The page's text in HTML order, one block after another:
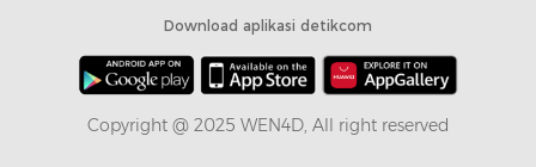
Download aplikasi detikcom
Copyright @ 2025 WEN4D, All right reserved